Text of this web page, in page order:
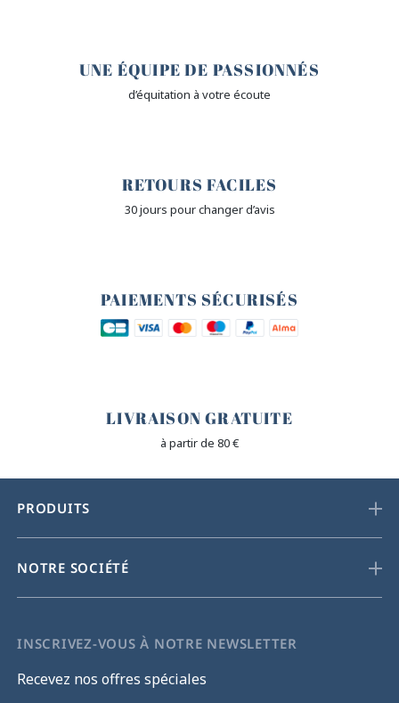
UNE ÉQUIPE DE PASSIONNÉS
d’équitation à votre écoute
RETOURS FACILES
30 jours pour changer d’avis
PAIEMENTS SÉCURISÉS
LIVRAISON GRATUITE
à partir de 80 €
PRODUITS
NOTRE SOCIÉTÉ
INSCRIVEZ-VOUS À NOTRE NEWSLETTER
Recevez nos offres spéciales